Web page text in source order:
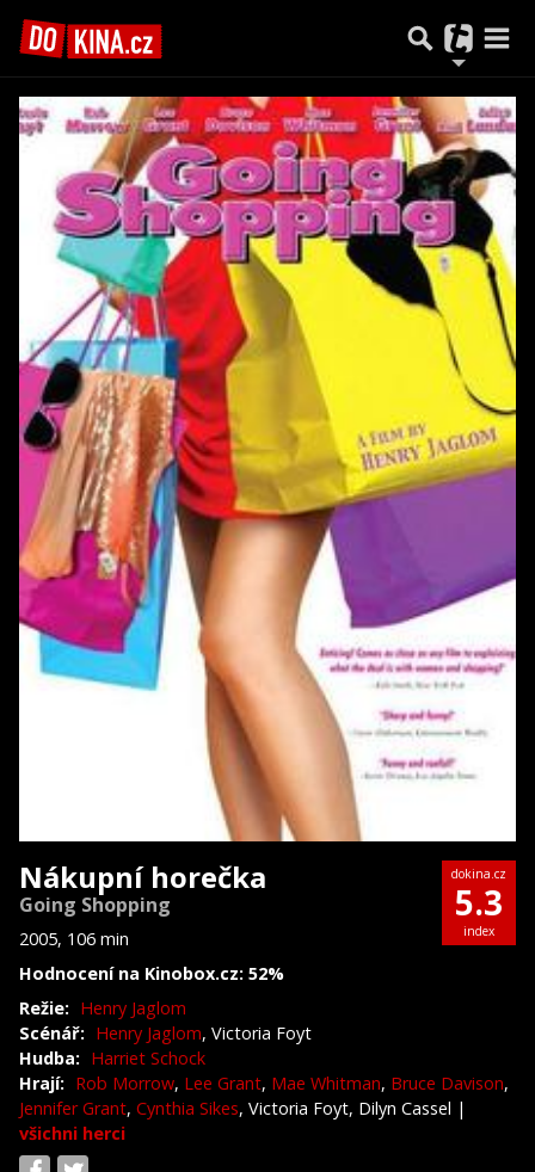
Nákupní horečka
Going Shopping
2005, 106 min
Hodnocení na Kinobox.cz: 52%
dokina.cz
5.3
index
Režie: Henry Jaglom
Scénář: Henry Jaglom, Victoria Foyt
Hudba: Harriet Schock
Hrají: Rob Morrow, Lee Grant, Mae Whitman, Bruce Davison,
Jennifer Grant, Cynthia Sikes, Victoria Foyt, Dilyn Cassel |
všichni herci